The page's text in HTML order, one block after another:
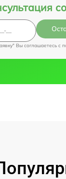
Вы соглашаетесь c